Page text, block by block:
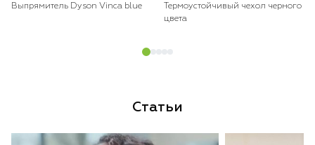
Выпрямитель Dyson Vinca blue
Термоустойчивый чехол черного
цвета
Статьи